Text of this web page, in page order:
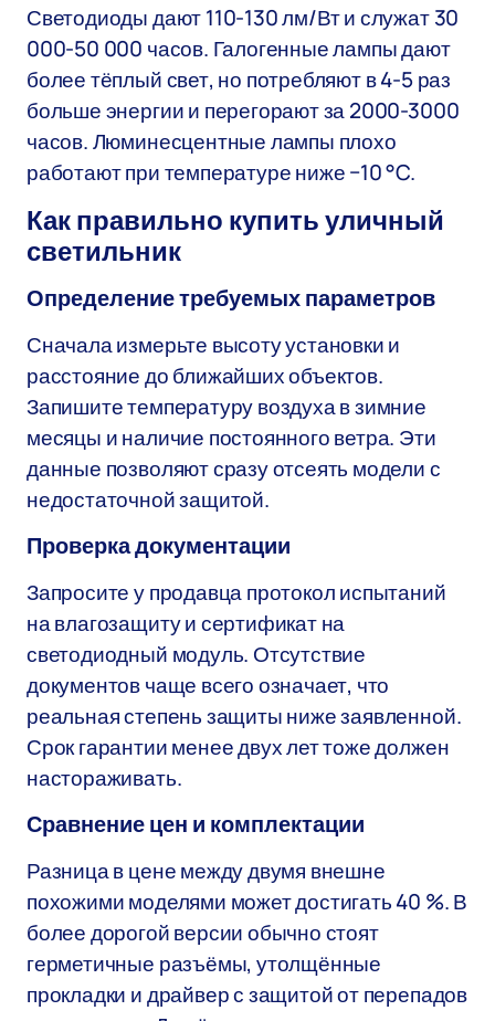
Светодиоды дают 110-130 лм/Вт и служат 30
000-50 000 часов. Галогенные лампы дают
более тёплый свет, но потребляют в 4-5 раз
больше энергии и перегорают за 2000-3000
часов. Люминесцентные лампы плохо
работают при температуре ниже −10 °C.
Как правильно купить уличный
светильник
Определение требуемых параметров
Сначала измерьте высоту установки и
расстояние до ближайших объектов.
Запишите температуру воздуха в зимние
месяцы и наличие постоянного ветра. Эти
данные позволяют сразу отсеять модели с
недостаточной защитой.
Проверка документации
Запросите у продавца протокол испытаний
на влагозащиту и сертификат на
светодиодный модуль. Отсутствие
документов чаще всего означает, что
реальная степень защиты ниже заявленной.
Срок гарантии менее двух лет тоже должен
настораживать.
Сравнение цен и комплектации
Разница в цене между двумя внешне
похожими моделями может достигать 40 %. В
более дорогой версии обычно стоят
герметичные разъёмы, утолщённые
прокладки и драйвер с защитой от перепадов